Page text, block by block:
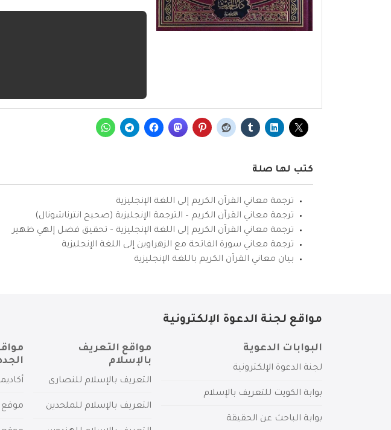
كتب لها صلة
ترجمة معاني القرآن الكريم إلى اللغة الإنجليزية
ترجمة معاني القرآن الكريم – الترجمة الإنجليزية (صحيح انترناشونال)
ترجمة معاني القرآن الكريم إلى اللغة الإنجليزية – تحقيق فضل إلهي ظهير
ترجمة معاني سورة الفاتحة مع الزهراوين إلى اللغة الإنجليزية
بيان معاني القرآن الكريم باللغة الإنجليزية
مواقع لجنة الدعوة الإلكترونية
البوابات الدعوية
لجنة الدعوة الإلكترونية
بوابة الكويت للتعريف بالإسلام
بوابة الباحث عن الحقيقة
مواقع التعريف
بالإسلام
التعريف بالإسلام للنصارى
التعريف بالإسلام للملحدين موقع